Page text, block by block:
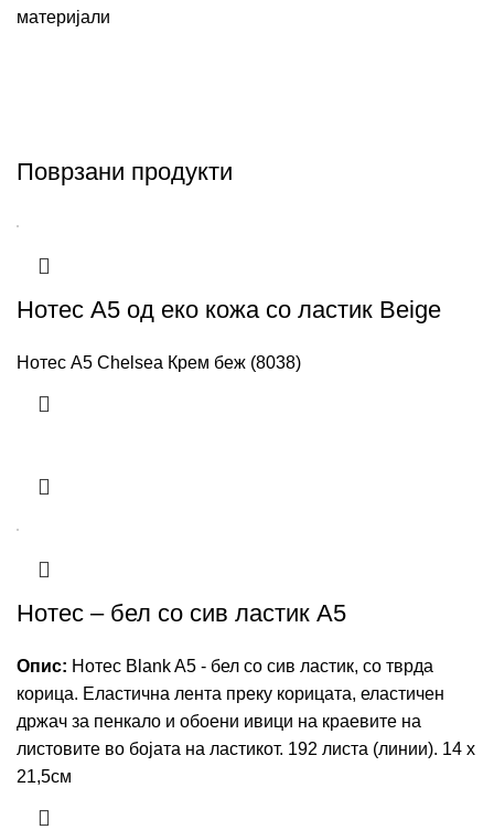
материјали
Поврзани продукти
Нотес A5 од еко кожа со ластик Beige
Нотес А5 Chelsea Крем беж (8038)
Нотес – бел со сив ластик A5
Опис: Нотес Blank A5 - бел со сив ластик, со тврда
корица. Еластична лента преку корицата, еластичен
држач за пенкало и обоени ивици на краевите на
листовите во бојата на ластикот. 192 листа (линии). 14 х
21,5см